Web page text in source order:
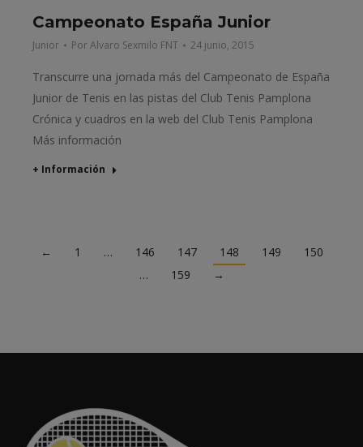
Campeonato España Junior
Junior PorAlvaro Sexmilo FNT 24 junio, 2015
Transcurre una jornada más del Campeonato de España
Junior de Tenis en las pistas del Club Tenis Pamplona
Crónica y cuadros en la web del Club Tenis Pamplona
Más información
+ Información
← 1 … 146 147 148 149
150
…
159 →